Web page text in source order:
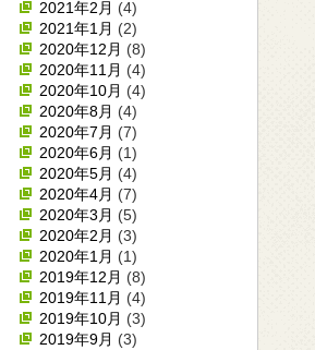
2021年2月 (4)
2021年1月 (2)
2020年12月 (8)
2020年11月 (4)
2020年10月 (4)
2020年8月 (4)
2020年7月 (7)
2020年6月 (1)
2020年5月 (4)
2020年4月 (7)
2020年3月 (5)
2020年2月 (3)
2020年1月 (1)
2019年12月 (8)
2019年11月 (4)
2019年10月 (3)
2019年9月 (3)